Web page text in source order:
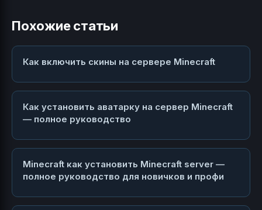
Похожие статьи
Как включить скины на сервере Minecraft
Как установить аватарку на сервер Minecraft
— полное руководство
Minecraft как установить Minecraft server —
полное руководство для новичков и профи